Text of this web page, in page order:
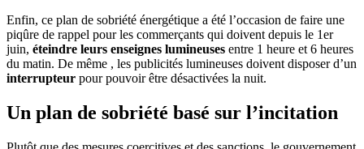
Enfin, ce plan de sobriété énergétique a été l’occasion de faire une
piqûre de rappel pour les commerçants qui doivent depuis le 1er
juin, éteindre leurs enseignes lumineuses entre 1 heure et 6 heures
du matin. De même , les publicités lumineuses doivent disposer d’un
interrupteur pour pouvoir être désactivées la nuit.
Un plan de sobriété basé sur l’incitation